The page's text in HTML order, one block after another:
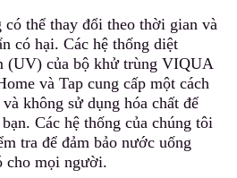
thể thay đổi theo thời gian và
có hại. Các hệ thống diệt
(UV) của bộ khử trùng VIQUA
và Tap cung cấp một cách
không sử dụng hóa chất để
. Các hệ thống của chúng tôi
tra để đảm bảo nước uống
cho mọi người.